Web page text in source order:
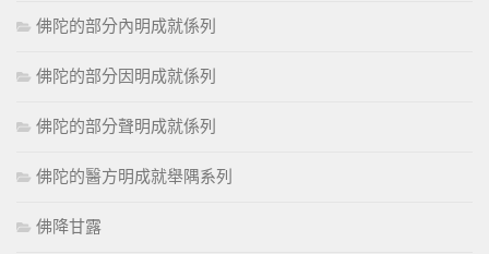
佛陀的部分內明成就係列
佛陀的部分因明成就係列
佛陀的部分聲明成就係列
佛陀的醫方明成就舉隅系列
佛降甘露